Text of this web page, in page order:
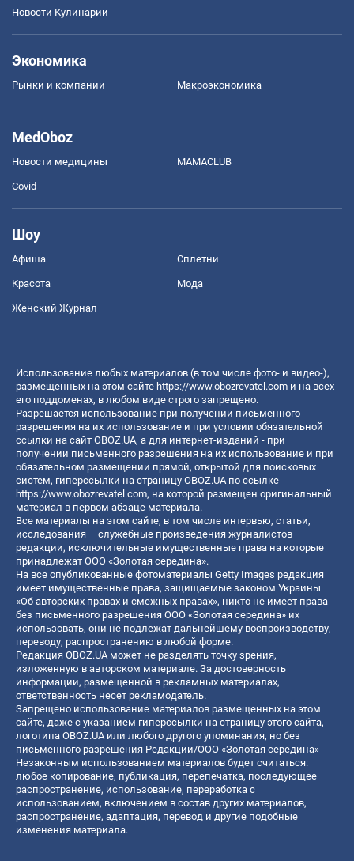
Новости Кулинарии
Экономика
Рынки и компании Mакроэкономика
MedOboz
Новости медицины MAMACLUB
Covid
Шоу
Афиша Сплетни
Красота Мода
Женский Журнал
Использование любых материалов (в том числе фото- и видео-),
размещенных на этом сайте https://www.obozrevatel.com и на всех
его поддоменах, в любом виде строго запрещено.
Разрешается использование при получении письменного
разрешения на их использование и при условии обязательной
ссылки на сайт OBOZ.UA, а для интернет-изданий - при
получении письменного разрешения на их использование и при
обязательном размещении прямой, открытой для поисковых
систем, гиперссылки на страницу OBOZ.UA по ссылке
https://www.obozrevatel.com, на которой размещен оригинальный
материал в первом абзаце материала.
Все материалы на этом сайте, в том числе интервью, статьи,
исследования – служебные произведения журналистов
редакции, исключительные имущественные права на которые
принадлежат ООО «Золотая середина».
На все опубликованные фотоматериалы Getty Images редакция
имеет имущественные права, защищаемые законом Украины
«Об авторских правах и смежных правах», никто не имеет права
без письменного разрешения ООО «Золотая середина» их
использовать, они не подлежат дальнейшему воспроизводству,
переводу, распространению в любой форме.
Редакция OBOZ.UA может не разделять точку зрения,
изложенную в авторском материале. За достоверность
информации, размещенной в рекламных материалах,
ответственность несет рекламодатель.
Запрещено использование материалов размещенных на этом
сайте, даже с указанием гиперссылки на страницу этого сайта,
логотипа OBOZ.UA или любого другого упоминания, но без
письменного разрешения Редакции/ООО «Золотая середина»
Незаконным использованием материалов будет считаться:
любое копирование, публикация, перепечатка, последующее
распространение, использование, переработка с
использованием, включением в состав других материалов,
распространение, адаптация, перевод и другие подобные
изменения материала.